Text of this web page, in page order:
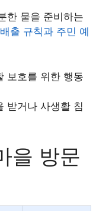
한 물을 준비하는
출 규칙과 주민 예
보호를 위한 행동
받거나 사생활 침
을 방문